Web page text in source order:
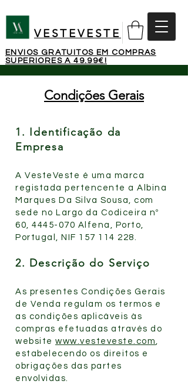
VESTEVESTE
ENVIOS GRATUITOS EM COMPRAS
SUPERIORES A 49.99€!
Condições Gerais
1. Identificação da
Empresa
A VesteVeste é uma marca
registada pertencente a Albina
Marques Da Silva Sousa, com
sede no Largo da Codiceira nº
60, 4445-070 Alfena, Porto,
Portugal, NIF 157 114 228.
2. Descrição do Serviço
As presentes Condições Gerais
de Venda regulam os termos e
as condições aplicáveis às
compras efetuadas através do
website www.vesteveste.com,
estabelecendo os direitos e
obrigações das partes
envolvidas.